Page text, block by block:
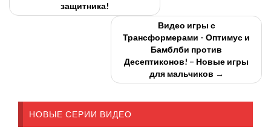
защитника!
Видео игры с
Трансформерами - Оптимус и
Бамблби против
Десептиконов! – Новые игры
для мальчиков →
НОВЫЕ СЕРИИ ВИДЕО